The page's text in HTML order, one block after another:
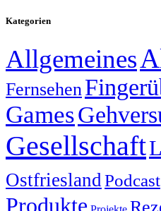
Kategorien
Allgemeines
Fernsehen
Games
Gesellschaft
OstfrieslandPodcast
Produkte